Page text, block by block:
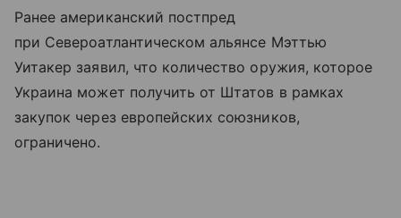
Ранее американский постпред
при Североатлантическом альянсе Мэттью
Уитакер заявил, что количество оружия, которое
Украина может получить от Штатов в рамках
закупок через европейских союзников,
ограничено.